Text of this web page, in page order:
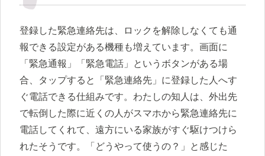
登録した緊急連絡先は、ロックを解除しなくても通
報できる設定がある機種も増えています。画面に
「緊急通報」「緊急電話」というボタンがある場
合、タップすると「緊急連絡先」に登録した人へす
ぐ電話できる仕組みです。わたしの知人は、外出先
で転倒した際に近くの人がスマホから緊急連絡先に
電話してくれて、遠方にいる家族がすぐ駆けつけら
れたそうです。「どうやって使うの？」と感じた